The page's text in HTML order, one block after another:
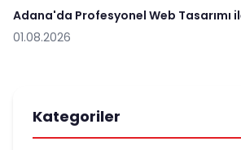
Adana'da Profesyonel Web Tasarımı
01.08.2026
Kategoriler